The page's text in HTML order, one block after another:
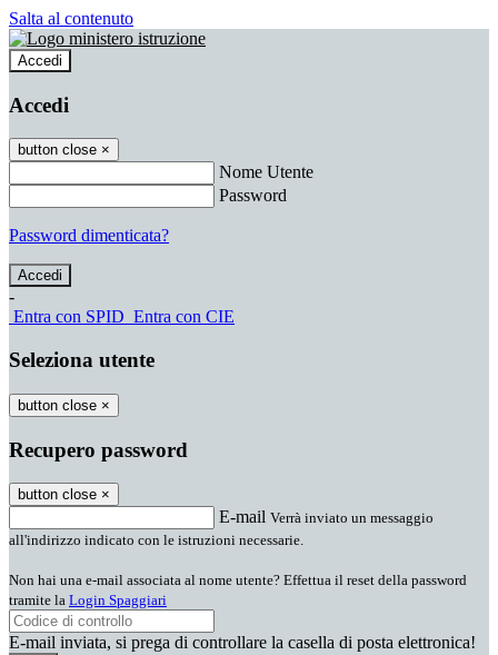
Salta al contenuto
Accedi
Accedi
button close ×
Nome Utente
Password
Password dimenticata?
-
Entra con SPID Entra con CIE
Seleziona utente
button close ×
Recupero password
button close ×
E-mail Verrà inviato un messaggio
all'indirizzo indicato con le istruzioni necessarie.
Non hai una e-mail associata al nome utente? Effettua il reset della password
tramite la Login Spaggiari
E-mail inviata, si prega di controllare la casella di posta elettronica!